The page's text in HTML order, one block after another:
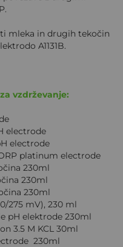
mleka in drugih tekočin
A1131B.
vzdrževanje:
electrode
electrode
platinum electrode
230ml
230ml
230ml
275 mV), 230 ml
pH elektrode 230ml
3.5 M KCL 30ml
230ml